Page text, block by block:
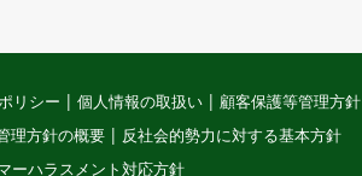
リシー 個人情報の取扱い
顧客保護等管理方針
理方針の概要
反社会的勢力に対する基本方針
ーハラスメント対応方針